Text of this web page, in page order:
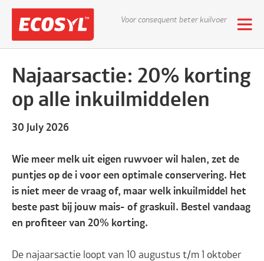
Voor consequent beter kuilvoer
Najaarsactie: 20% korting
op alle inkuilmiddelen
30 July 2026
Wie meer melk uit eigen ruwvoer wil halen, zet de
puntjes op de i voor een optimale conservering. Het
is niet meer de vraag of, maar welk inkuilmiddel het
beste past bij jouw mais- of graskuil. Bestel vandaag
en profiteer van 20% korting.
De najaarsactie loopt van 10 augustus t/m 1 oktober